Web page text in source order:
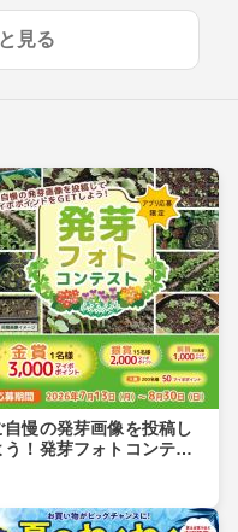
見る
自慢の発芽画像を投稿し
う！発芽フォトコンテス